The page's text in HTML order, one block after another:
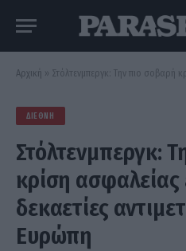
Αρχική » Στόλτενμπεργκ: Την πιο σοβαρή κρίση
ΔΙΕΘΝΉ
Στόλτενμπεργκ:
κρίση ασφαλείας
δεκαετίες
Ευρώπη